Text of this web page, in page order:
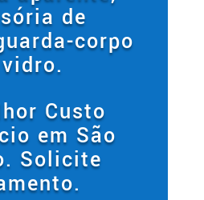
de
corpo
Custo
em São
Solicite